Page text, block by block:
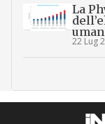
La
22 Lug